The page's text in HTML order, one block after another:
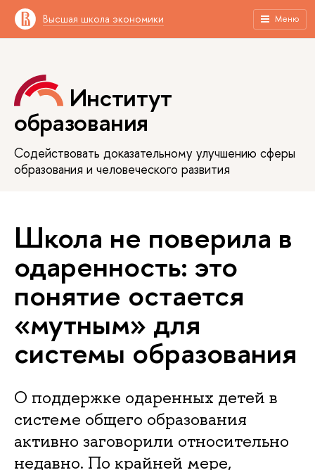
Высшая школа экономики Меню
Институт
образования
Содействовать доказательному улучшению сферы
образования и человеческого развития
Школа не поверила в
одаренность: это
понятие остается
«мутным» для
системы образования
О поддержке одаренных детей в
системе общего образования
активно заговорили относительно
недавно. По крайней мере,